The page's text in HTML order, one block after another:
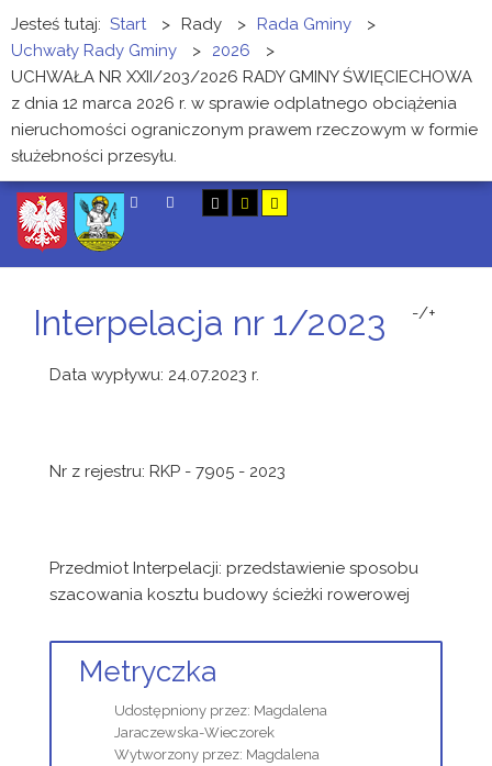
Jesteś tutaj: Start > Rady > Rada Gminy
>
Uchwały Rady Gminy
> 2026
>
UCHWAŁA NR XXII/203/2026 RADY GMINY ŚWIĘCIECHOWA
z dnia 12 marca 2026 r. w sprawie odplatnego obciążenia
nieruchomości ograniczonym prawem rzeczowym w formie
służebności przesyłu.
Interpelacja nr 1/2023 -/+
Data wypływu: 24.07.2023 r.
Nr z rejestru: RKP - 7905 - 2023
Przedmiot Interpelacji: przedstawienie sposobu
szacowania kosztu budowy ścieżki rowerowej
Metryczka
Udostępniony przez: Magdalena
Jaraczewska-Wieczorek
Wytworzony przez: Magdalena